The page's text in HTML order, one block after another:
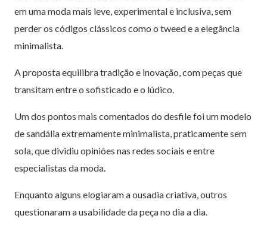
em uma moda mais leve, experimental e inclusiva, sem
perder os códigos clássicos como o tweed e a elegância
minimalista.
A proposta equilibra tradição e inovação, com peças que
transitam entre o sofisticado e o lúdico.
Um dos pontos mais comentados do desfile foi um modelo
de sandália extremamente minimalista, praticamente sem
sola, que dividiu opiniões nas redes sociais e entre
especialistas da moda.
Enquanto alguns elogiaram a ousadia criativa, outros
questionaram a usabilidade da peça no dia a dia.